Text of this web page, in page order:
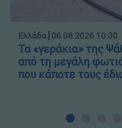
Ελλάδα┋06.08.2026 10:30
Τα «γεράκια» της
από τη μεγάλη
που κάποτε τους